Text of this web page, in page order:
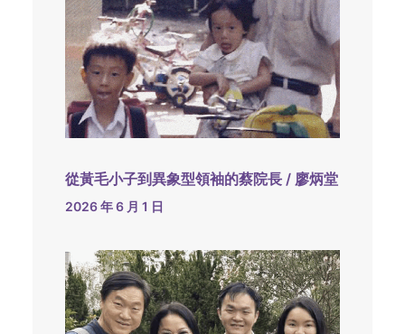
從黃毛小子到異象型領袖的蔡院長 / 廖炳堂
2026 年 6 月 1 日